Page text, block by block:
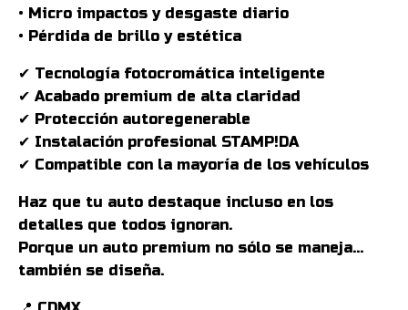
• Micro impactos y desgaste diario
• Pérdida de brillo y estética
✔ Tecnología fotocromática inteligente
✔ Acabado premium de alta claridad
✔ Protección autoregenerable
✔ Instalación profesional STAMP!DA
✔ Compatible con la mayoría de los vehículos
Haz que tu auto destaque incluso en los
detalles que todos ignoran.
Porque un auto premium no sólo se maneja…
también se diseña.